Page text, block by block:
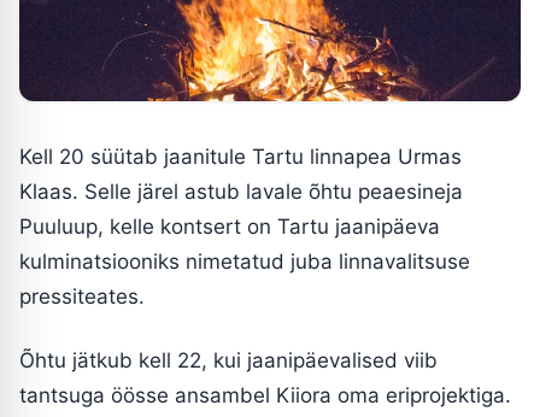
Kell 20 süütab jaanitule Tartu linnapea Urmas
Klaas. Selle järel astub lavale õhtu peaesineja
Puuluup, kelle kontsert on Tartu jaanipäeva
kulminatsiooniks nimetatud juba linnavalitsuse
pressiteates.
Õhtu jätkub kell 22, kui jaanipäevalised viib
tantsuga öösse ansambel Kiiora oma eriprojektiga.